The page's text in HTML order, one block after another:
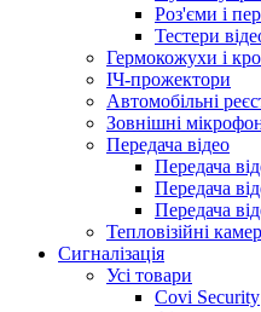
Роз'єми і
Тестери
Гермокожухи і
ІЧ-прожектори
Автомобільні
Зовнішні
Передача відео
Передача
Передача
Передача
Тепловізійні
Cигналізація
Усі товари
Covi Security